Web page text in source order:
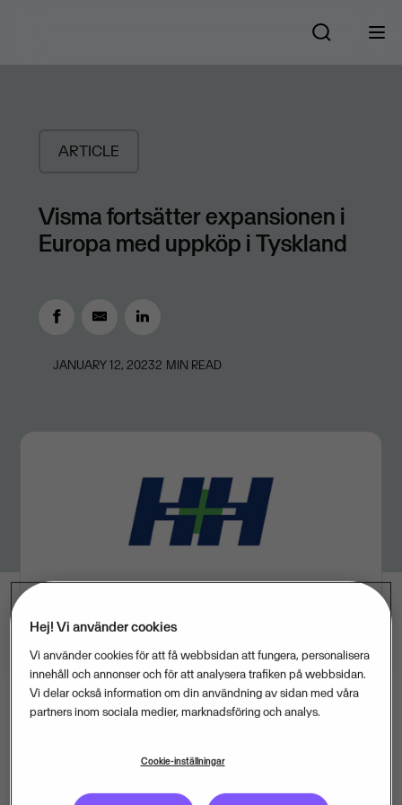
ARTICLE
Visma fortsätter expansionen i
Europa med uppköp i Tyskland
JANUARY 12, 20232 MIN READ
H&H och BuchhaltungsButler.
- Vi fortsätter vår europeiska tillväxtresa genom att
Hej! Vi använder cookies
Vi använder cookies för att få webbsidan att fungera, personalisera
innehåll och annonser och för att analysera trafiken på webbsidan.
Vi delar också information om din användning av sidan med våra
partners inom sociala medier, marknadsföring och analys.
Cookie-inställningar